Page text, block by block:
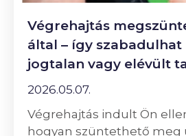
Végrehajtás
által – így szabadulhat
jogtalan vagy elévült
2026.05.07.
Végrehajtás indult Ön
hogyan szüntethető meg